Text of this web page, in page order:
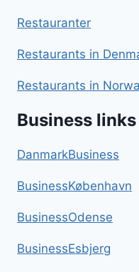
Restauranter
Restaurants in
Restaurants in
Business links
DanmarkBusiness
BusinessKøbenhavn
BusinessOdense
BusinessEsbjerg